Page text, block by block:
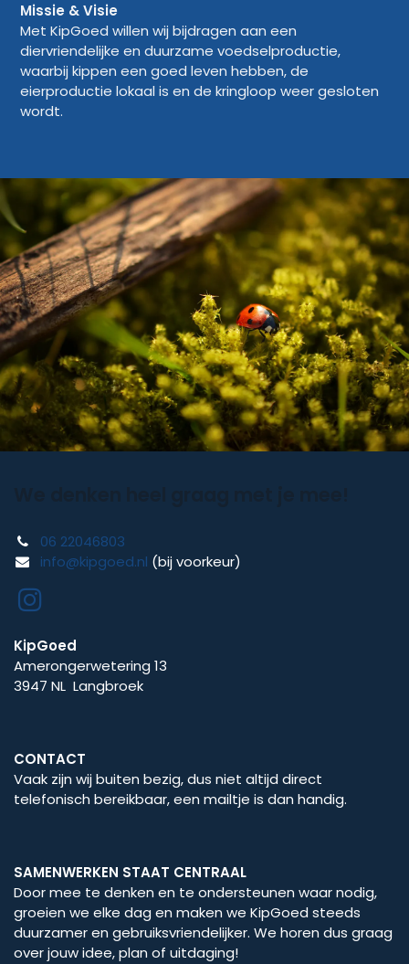
Missie & Visie
Met KipGoed willen wij bijdragen aan een
diervriendelijke en duurzame voedselproductie,
waarbij kippen een goed leven hebben, de
eierproductie lokaal is en de kringloop weer gesloten
wordt.
06 22046803
info@kipgoed.nl (bij voorkeur)
KipGoed
Amerongerwetering 13
3947 NL Langbroek
CONTACT
Vaak zijn wij buiten bezig, dus niet altijd direct
telefonisch bereikbaar, een mailtje is dan handig.
SAMENWERKEN STAAT CENTRAAL
Door mee te denken en te ondersteunen waar nodig,
groeien we elke dag en maken we KipGoed steeds
duurzamer en gebruiksvriendelijker. We horen dus graag
over jouw idee, plan of uitdaging!